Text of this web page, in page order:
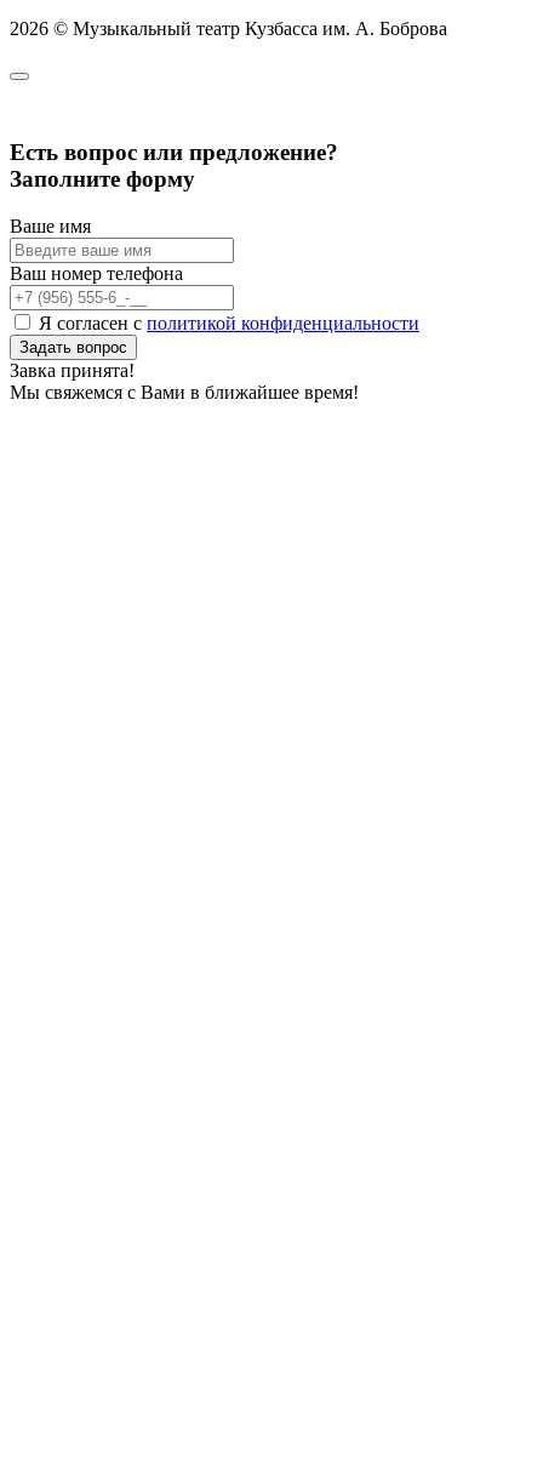
2026 © Музыкальный театр Кузбасса им. А. Боброва
Есть вопрос или предложение?
Заполните форму
Ваше имя
Ваш номер телефона
Я согласен с политикой конфиденциальности
Задать вопрос
Завка принята!
Мы свяжемся с Вами в ближайшее время!